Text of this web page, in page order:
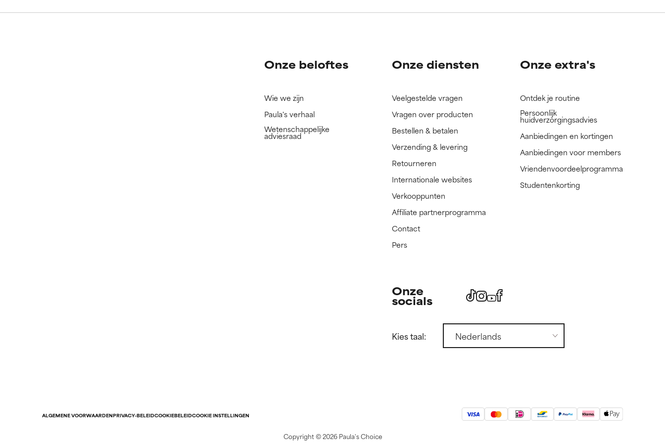
We hebben dit ingrediënt nog niet beoordeeld omdat we het onderzoek ernaar nog niet
We hebben dit ingrediënt nog niet beoordeeld omdat we het onderzoek ernaar nog niet
Onze beloftes
Wie we zijn
Paula's verhaal
Wetenschappelijke
adviesraad
Onze diensten
Veelgestelde vragen
Vragen over producten
Bestellen & betalen
Verzending & levering
Retourneren
Internationale websites
Verkooppunten
Affiliate partnerprogramma
Contact
Pers
Onze extra's
Ontdek je routine
Persoonlijk
huidverzorgingsadvies
Aanbiedingen en kortingen
Aanbiedingen voor members
Vriendenvoordeelprogramma
Studentenkorting
Onze
socials
Kies taal:
ALGEMENE VOORWAARDENPRIVACY-BELEIDCOOKIEBELEIDCOOKIE INSTELLINGEN
Copyright ©2026 Paula's Choice